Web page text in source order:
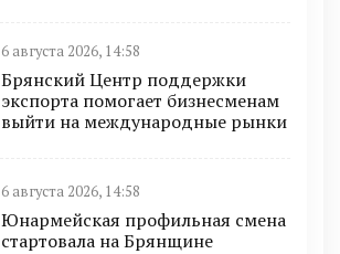
6 августа 2026, 14:58
Брянский Центр поддержки
экспорта помогает бизнесменам
выйти на международные рынки
6 августа 2026, 14:58
Юнармейская профильная смена
стартовала на Брянщине